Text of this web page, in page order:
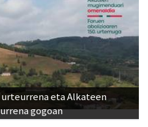
urteurrena eta Alkateen
gogoan